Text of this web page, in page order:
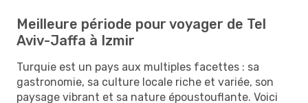
Meilleure période pour voyager de Tel
Aviv-Jaffa à Izmir
Turquie est un pays aux multiples facettes : sa
gastronomie, sa culture locale riche et variée, son
paysage vibrant et sa nature époustouflante. Voici